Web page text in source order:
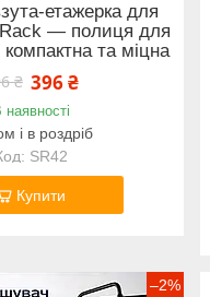
етажерка для
Rack — полиця для
та міцна
₴ 396 ₴
наявності
і в роздріб
SR42
Купити
–2%